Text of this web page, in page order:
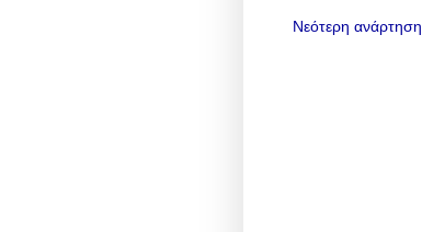
Νεότερη ανάρτηση